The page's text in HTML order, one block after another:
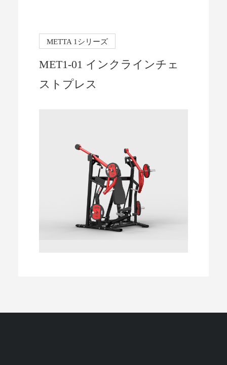
METTA 1シリーズ
MET1-01 インクラインチェ
ストプレス